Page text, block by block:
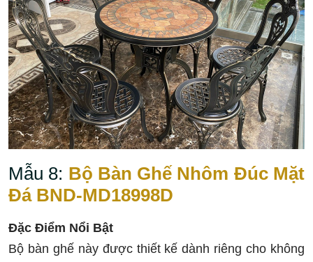
Mẫu 8: Bộ Bàn Ghế Nhôm Đúc Mặt
Đá BND-MD18998D
Đặc Điểm Nổi Bật
Bộ bàn ghế này được thiết kế dành riêng cho không